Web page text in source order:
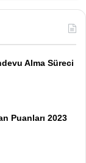
Alma Süreci
Puanları 2023